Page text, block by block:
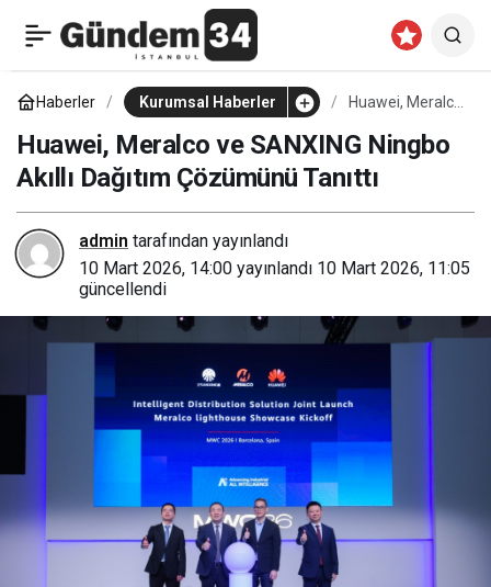
Haberler Kurumsal Haberler
Huawei, Meralco
Ningbo Akıllı
Dağıtım
Çözümünü
Tanıttı
Huawei, Meralco ve SANXING Ningbo
Akıllı Dağıtım Çözümünü Tanıttı
admin tarafından yayınlandı
10 Mart 2026, 14:00 yayınlandı 10 Mart 2026, 11:05
güncellendi
Dubai Havacılık Krizi
VIP’leri Vurdu: 1win Özel
Jetlerle Kurtarıyor!
0 Paylaş